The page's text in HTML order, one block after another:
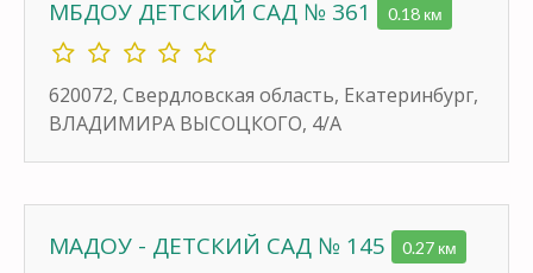
МБДОУ ДЕТСКИЙ САД № 361 0.18 км
620072, Свердловская область, Екатеринбург,
ВЛАДИМИРА ВЫСОЦКОГО, 4/А
МАДОУ - ДЕТСКИЙ САД № 145 0.27 км